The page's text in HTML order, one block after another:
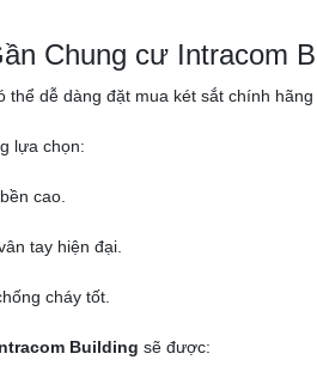
Chung cư Intracom
thể dễ dàng đặt mua két sắt chính
lựa chọn:
cao.
tay hiện đại.
cháy tốt.
Building sẽ được: